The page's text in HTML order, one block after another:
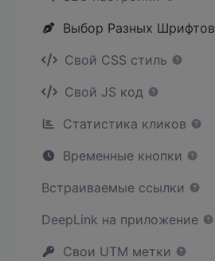
Выбор Разных Шрифтов
Свой CSS стиль
Свой JS код
Статистика кликов
Временные кнопки
Встраиваемые ссылки
DeepLink на приложение
Свои UTM метки